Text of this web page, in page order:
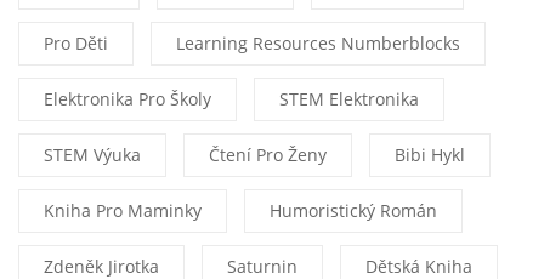
Pro Děti Learning Resources Numberblocks
Elektronika Pro Školy STEM Elektronika
STEM Výuka Čtení Pro Ženy Bibi Hykl
Kniha Pro Maminky Humoristický Román
Zdeněk Jirotka Saturnin Dětská Kniha